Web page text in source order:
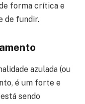
forma crítica e
de fundir.
azulada (ou
é um forte e
sendo